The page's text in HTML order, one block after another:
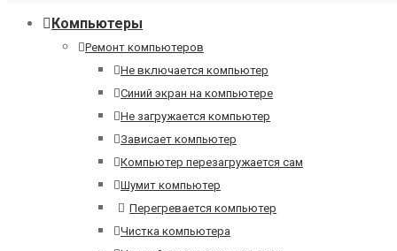
Компьютеры
Ремонт компьютеров
Не включается компьютер
Синий экран на компьютере
Не загружается компьютер
Зависает компьютер
Компьютер перезагружается сам
Шумит компьютер
Перегревается компьютер
Чистка компьютера